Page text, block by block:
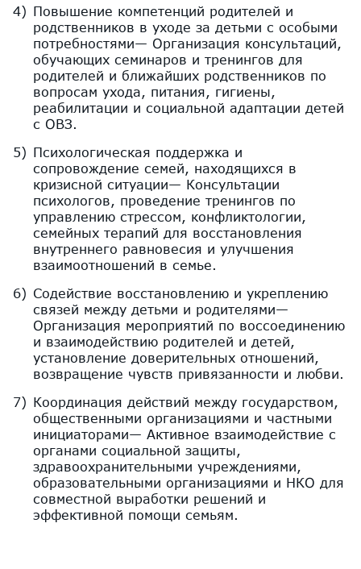
Повышение компетенций родителей и
родственников в уходе за детьми с особыми
потребностями— Организация консультаций,
обучающих семинаров и тренингов для
родителей и ближайших родственников по
вопросам ухода, питания, гигиены,
реабилитации и социальной адаптации детей
с ОВЗ.
Психологическая поддержка и
сопровождение семей, находящихся в
кризисной ситуации— Консультации
психологов, проведение тренингов по
управлению стрессом, конфликтологии,
семейных терапий для восстановления
внутреннего равновесия и улучшения
взаимоотношений в семье.
Содействие восстановлению и укреплению
связей между детьми и родителями—
Организация мероприятий по воссоединению
и взаимодействию родителей и детей,
установление доверительных отношений,
возвращение чувств привязанности и любви.
Координация действий между государством,
общественными организациями и частными
инициаторами— Активное взаимодействие с
органами социальной защиты,
здравоохранительными учреждениями,
образовательными организациями и НКО для
совместной выработки решений и
эффективной помощи семьям.